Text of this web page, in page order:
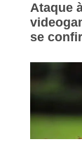
Ataque
se